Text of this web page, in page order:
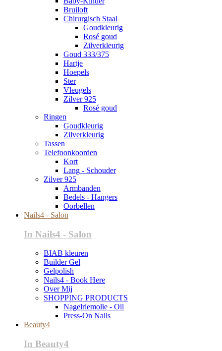
Bruiloft
Chirurgisch Staal
Goudkleurig
Rosé goud
Zilverkleurig
Goud 333/375
Hartje
Hoepels
Ster
Vleugels
Zilver 925
Rosé goud
Ringen
Goudkleurig
Zilverkleurig
Tassen
Telefoonkoorden
Kort
Lang - Schouder
Zilver 925
Armbanden
Bedels - Hangers
Oorbellen
Nails4 - Salon
In Nails4 - Salon
BIAB kleuren
Builder Gel
Gelpolish
Nails4 - Book Here
Over Mij
SHOPPING PRODUCTS
Nagelriemolie - Oil
Press-On Nails
Beauty4
In Beauty4